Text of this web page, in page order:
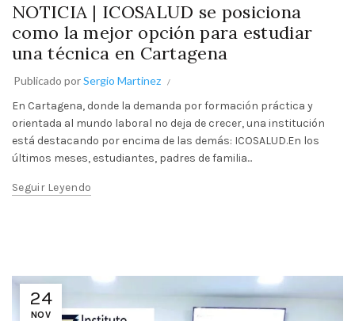
NOTICIA | ICOSALUD se posiciona
como la mejor opción para estudiar
una técnica en Cartagena
Publicado porSergio Martinez
En Cartagena, donde la demanda por formación práctica y
orientada al mundo laboral no deja de crecer, una institución
está destacando por encima de las demás: ICOSALUD.En los
últimos meses, estudiantes, padres de familia...
Seguir Leyendo
24
NOV